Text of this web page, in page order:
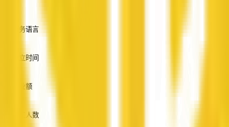
服务语言
成立时间
营业额
员工人数